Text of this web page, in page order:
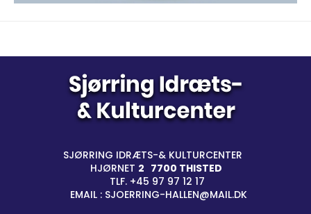
SJØRRING IDRÆTS-& KULTURCENTER
|
HJØRNET 2 7700 THISTED
|
TLF. +45 97 97 12 17
|
EMAIL : SJOERRING-HALLEN@MAIL.DK